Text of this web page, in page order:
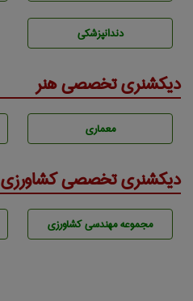
دندانپزشكی
دیکشنری تخصصی هنر
معماری
دیکشنری تخصصی کشاورزی
مجموعه مهندسی كشاورزی